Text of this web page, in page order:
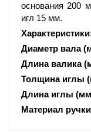
основания 200
игл 15 мм.
Диаметр вала
Длина валика
Толщина иглы
Длина иглы
Материал